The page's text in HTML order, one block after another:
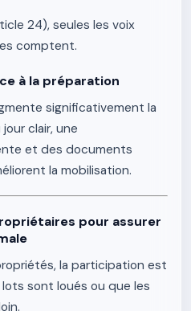
24), seules les voix
comptent.
à la préparation
significativement la
clair, une
et des documents
la mobilisation.
pour assurer
la participation est
sont loués ou que les